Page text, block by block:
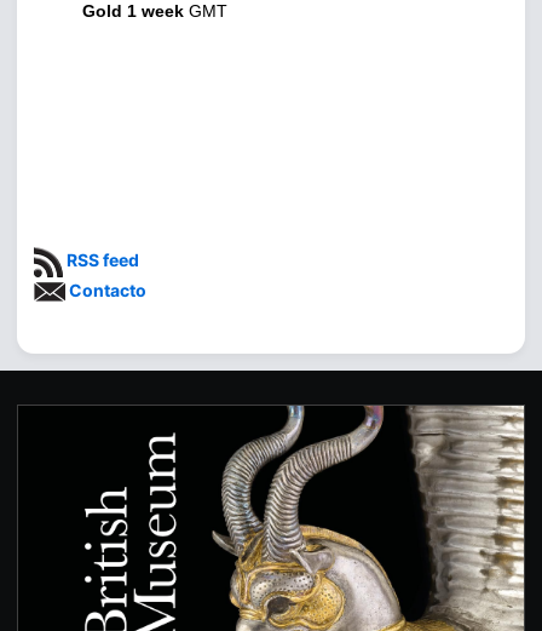
Gold 1 week GMT
RSS feed
Contacto